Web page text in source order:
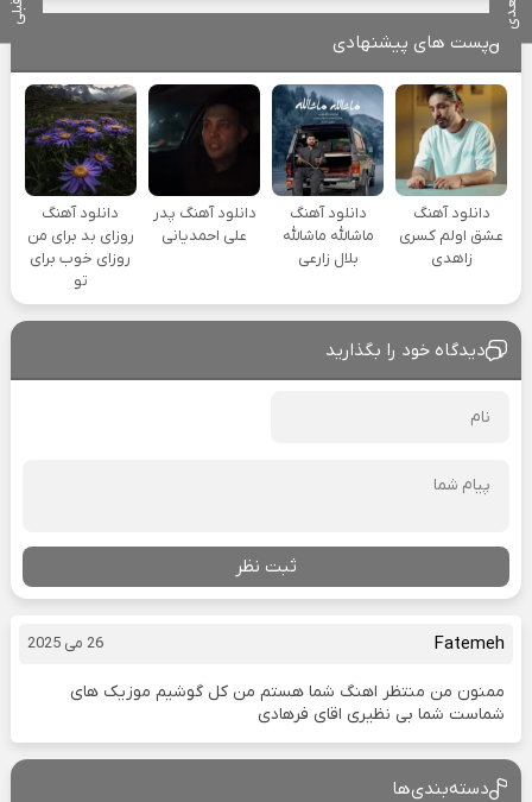
پست های پیشنهادی
دانلود آهنگ
عشق اولم کسری
زاهدی
دانلود آهنگ
ماشالله ماشالله
بلال زارعی
دانلود آهنگ پدر
علی احمدیانی
دانلود آهنگ
روزای بد برای من
روزای خوب برای
تو
دیدگاه خود را بگذارید
ثبت نظر
Fatemeh 26 می 2025
ممنون من منتظر اهنگ شما هستم من کل گوشیم موزیک های
شماست شما بی نظیری اقای فرهادی
دسته‌بندی‌ها